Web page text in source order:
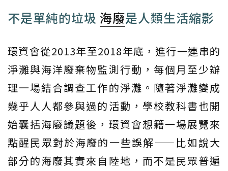
不是單純的垃圾 海廢是人類生活縮影
環資會從2013年至2018年底，進行一連串的
淨灘與海洋廢棄物監測行動，每個月至少辦
理一場結合調查工作的淨灘。隨著淨灘變成
幾乎人人都參與過的活動，學校教科書也開
始囊括海廢議題後，環資會想籍一場展覽來
點醒民眾對於海廢的一些誤解——比如說大
部分的海廢其實來自陸地，而不是民眾普遍